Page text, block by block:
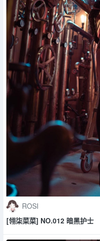
ROSI
[翎柒菜菜] NO.012 暗黑护士